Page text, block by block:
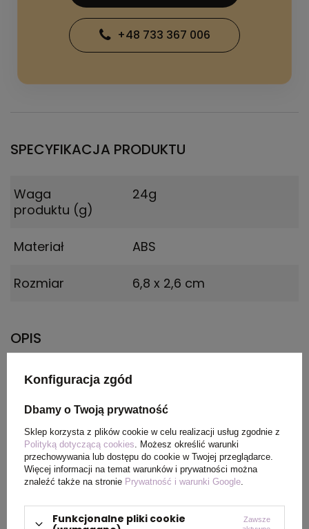
+48 733 367 006
SPECYFIKACJA PRODUKTU
Waga
produktu (g)
24g
Materiał ABS
Rozmiar 6,8 x 2,6 cm
OPIS
Wysokiej klasy ładowarka samochodowa i
praktyczny gadżet dla każdego kierowcy
wyposażona w dwa niezależne porty USB o
mocy 2.1A & 1A. Produkt wykonany jest w
najnowszej technologii z wysokiej jakości
materiałów. Bardzo dobra jakość za niewielkie
pieniądze gwarantuje zadowolenie z zakupu, a
sama ładowarka zapewnia szybkie i
jednocześnie. Specyfikacja: Moc wejścia: 12-
Konfiguracja zgód
Dbamy o Twoją prywatność
Sklep korzysta z plików cookie w celu realizacji usług zgodnie z
Polityką dotyczącą cookies . Możesz określić warunki
przechowywania lub dostępu do cookie w Twojej przeglądarce.
Więcej informacji na temat warunków i prywatności można
znaleźć także na stronie Prywatność i warunki Google
Funkcjonalne pliki cookie
Zawsze